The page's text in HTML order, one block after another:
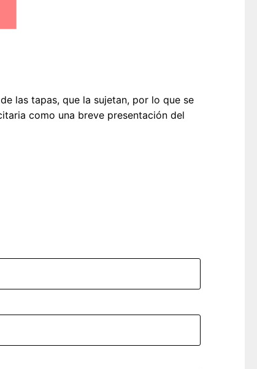
las tapas, que la sujetan, por lo que se
como una breve presentación del